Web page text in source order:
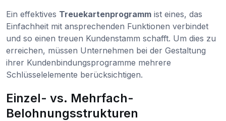
Ein effektives Treuekartenprogramm ist eines, das
Einfachheit mit ansprechenden Funktionen verbindet
und so einen treuen Kundenstamm schafft. Um dies zu
erreichen, müssen Unternehmen bei der Gestaltung
ihrer Kundenbindungsprogramme mehrere
Schlüsselelemente berücksichtigen.
Einzel- vs. Mehrfach-
Belohnungsstrukturen